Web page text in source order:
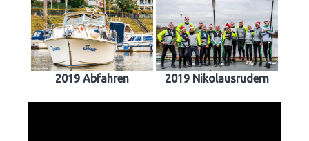
2019 Abfahren 2019 Nikolausrudern